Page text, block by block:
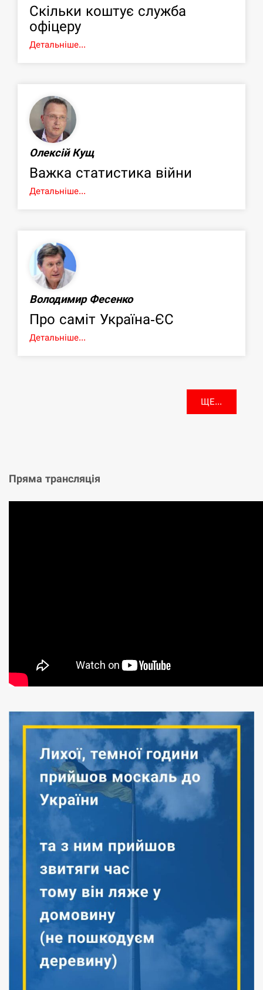
Скільки коштує служба
офіцеру
Детальніше...
Олексій Кущ
Важка статистика війни
Детальніше...
Володимир Фесенко
Про саміт Україна-ЄС
Детальніше...
ЩЕ...
Пряма трансляція